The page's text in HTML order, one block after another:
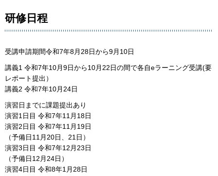
研修日程
受講申請期間令和7年8月28日から9月10日
講義1 令和7年10月9日から10月22日の間で各自eラーニング受講(要
レポート提出）
講義2 令和7年10月24日
演習日までに課題提出あり
演習1日目 令和7年11月18日
演習2日目 令和7年11月19日
（予備日11月20日、21日）
演習3日目 令和7年12月23日
（予備日12月24日）
演習4日目 令和8年1月28日